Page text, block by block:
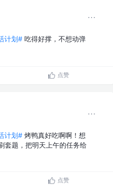
计划# 吃得好撑，不想动弹
点赞
计划# 烤鸭真好吃啊啊！想
套题，把明天上午的任务给
点赞